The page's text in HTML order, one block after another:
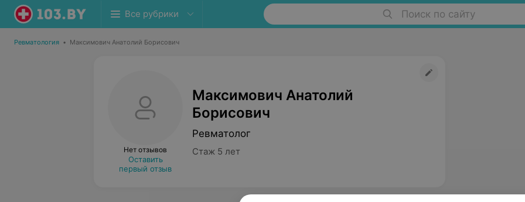
Все рубрики Поиск по сайту
Ревматология • Максимович Анатолий Борисович
Нет отзывов
Оставить
первый отзыв
Максимович Анатолий
Борисович
Ревматолог
Стаж 5 лет